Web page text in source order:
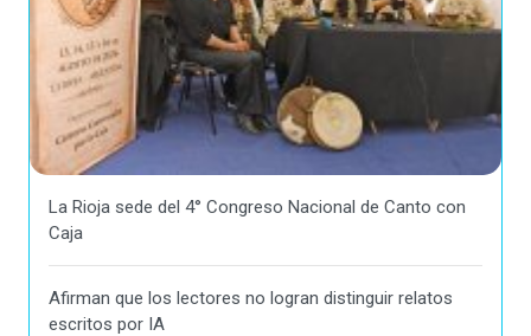
La Rioja sede del 4° Congreso Nacional de Canto con
Caja
Afirman que los lectores no logran distinguir relatos
escritos por IA